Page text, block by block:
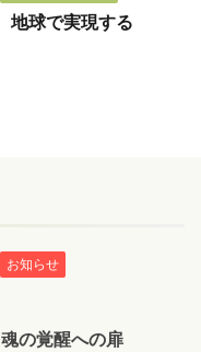
地球で実現する
お知らせ
の覚醒への扉